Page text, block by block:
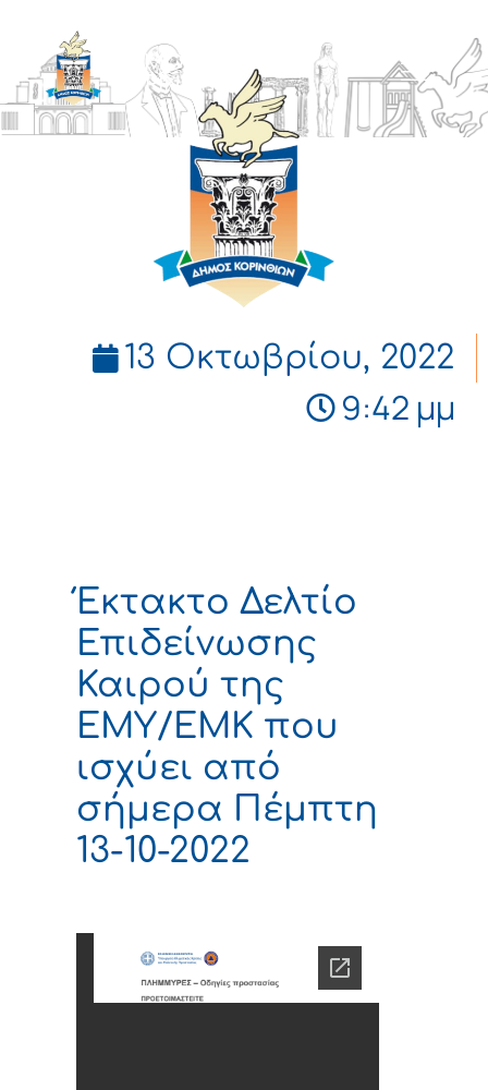
ΔΗΜΟΣ
ΚΟΡΙΝΘΙΩΝ
13 Οκτωβρίου, 2022
9:42 μμ
Έκτακτο Δελτίο
Επιδείνωσης
Καιρού της
ΕΜΥ/ΕΜΚ που
ισχύει από
σήμερα Πέμπτη
13-10-2022